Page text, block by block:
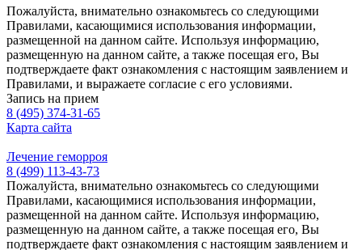
Пожалуйста, внимательно ознакомьтесь со следующими
Правилами, касающимися использования информации,
размещенной на данном сайте. Используя информацию,
размещенную на данном сайте, а также посещая его, Вы
подтверждаете факт ознакомления с настоящим заявлением и
Правилами, и выражаете согласие с его условиями.
Запись на прием
8 (495) 374-31-65
Карта сайта
Лечение геморроя
8 (499) 113-43-73
Пожалуйста, внимательно ознакомьтесь со следующими
Правилами, касающимися использования информации,
размещенной на данном сайте. Используя информацию,
размещенную на данном сайте, а также посещая его, Вы
подтверждаете факт ознакомления с настоящим заявлением и